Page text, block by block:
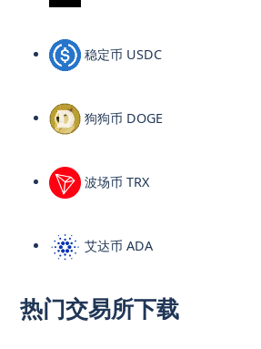
稳定币 USDC
狗狗币 DOGE
波场币 TRX
艾达币 ADA
热门交易所下载